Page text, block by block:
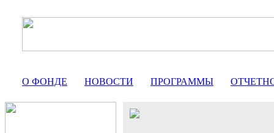
О ФОНДЕ НОВОСТИ ПРОГРАММЫ